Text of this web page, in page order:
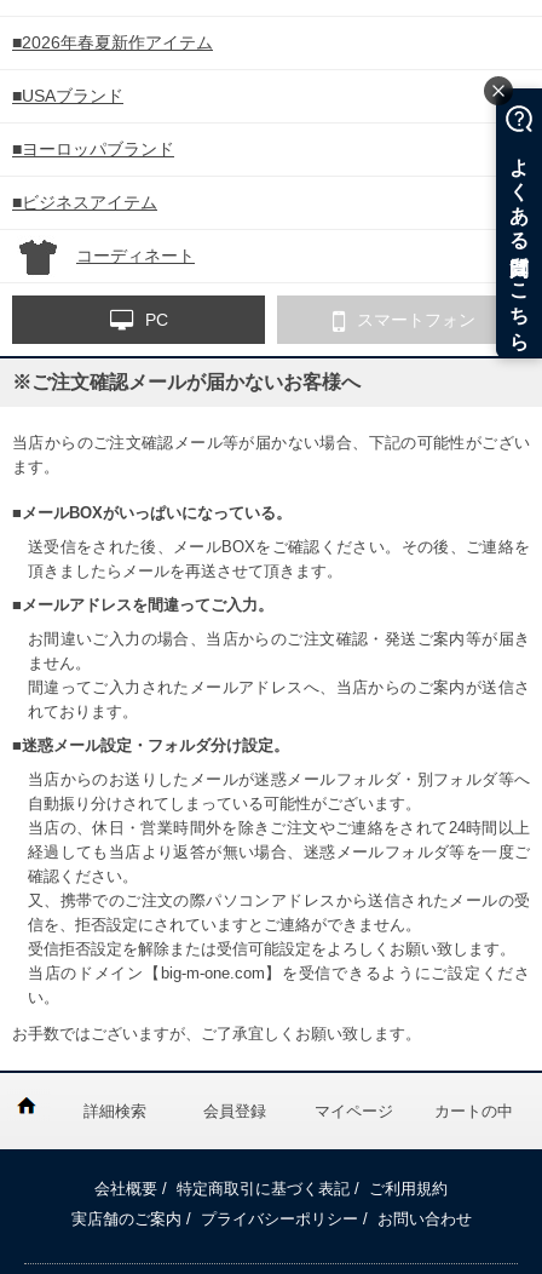
■2026年春夏新作アイテム
■USAブランド
■ヨーロッパブランド
■ビジネスアイテム
コーディネート
PC スマートフォン
※ご注文確認メールが届かないお客様へ
当店からのご注文確認メール等が届かない場合、下記の可能性がござい
ます。
■メールBOXがいっぱいになっている。
送受信をされた後、メールBOXをご確認ください。その後、ご連絡を
頂きましたらメールを再送させて頂きます。
■メールアドレスを間違ってご入力。
お間違いご入力の場合、当店からのご注文確認・発送ご案内等が届き
ません。
間違ってご入力されたメールアドレスへ、当店からのご案内が送信さ
れております。
■迷惑メール設定・フォルダ分け設定。
当店からのお送りしたメールが迷惑メールフォルダ・別フォルダ等へ
自動振り分けされてしまっている可能性がございます。
当店の、休日・営業時間外を除きご注文やご連絡をされて24時間以上
経過しても当店より返答が無い場合、迷惑メールフォルダ等を一度ご
確認ください。
又、携帯でのご注文の際パソコンアドレスから送信されたメールの受
信を、拒否設定にされていますとご連絡ができません。
受信拒否設定を解除または受信可能設定をよろしくお願い致します。
当店のドメイン【big-m-one.com】を受信できるようにご設定くださ
い。
お手数ではございますが、ご了承宜しくお願い致します。
詳細検索 会員登録 マイページ カートの中
会社概要 / 特定商取引に基づく表記 /
ご利用規約
実店舗のご案内 / プライバシーポリシー / お問い合わせ